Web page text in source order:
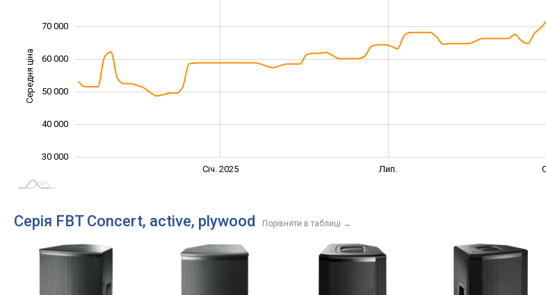
Середня ціна
30 000
40 000
50 000
60 000
70 000
Січ. 2025 Лип.
Серія FBT Concert, active, plywood Порівняти в таблиці →